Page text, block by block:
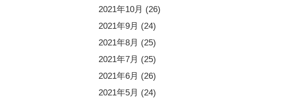
2021年10月 (26)
2021年9月 (24)
2021年8月 (25)
2021年7月 (25)
2021年6月 (26)
2021年5月 (24)